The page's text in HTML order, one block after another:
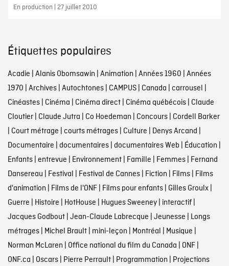
En production | 27 juillet 2010
Étiquettes populaires
Acadie | Alanis Obomsawin | Animation | Années 1960 | Années
1970 | Archives| Autochtones| CAMPUS| Canada | carrousel |
Cinéastes| Cinéma | Cinéma direct| Cinéma québécois| Claude
Cloutier| Claude Jutra | Co Hoedeman | Concours| Cordell Barker
| Court métrage | courts métrages| Culture | Denys Arcand |
Documentaire | documentaires| documentaires Web | Éducation |
Enfants| entrevue | Environnement| Famille | Femmes| Fernand
Dansereau | Festival | Festival de Cannes| Fiction | Films| Films
d'animation | Films de l'ONF| Films pour enfants| Gilles Groulx|
Guerre | Histoire | HotHouse | Hugues Sweeney| interactif|
Jacques Godbout| Jean-Claude Labrecque | Jeunesse | Longs
métrages| Michel Brault| mini-leçon | Montréal | Musique |
Norman McLaren | Office national du film du Canada | ONF|
ONF.ca | Oscars| Pierre Perrault| Programmation | Projections